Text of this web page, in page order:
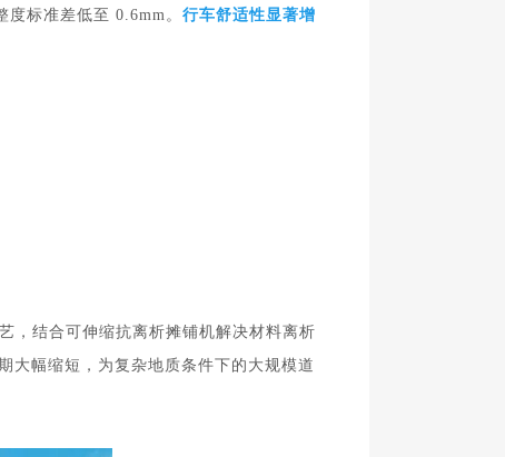
度标准差低至 0.6mm。行车舒适性显著增
，结合可伸缩抗离析摊铺机解决材料离析
大幅缩短，为复杂地质条件下的大规模道